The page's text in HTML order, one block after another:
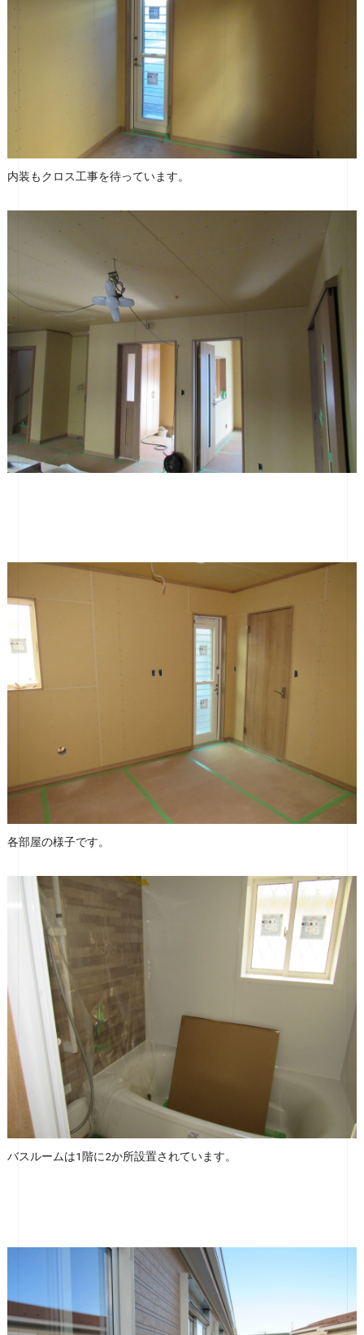
内装もクロス工事を待っています。
各部屋の様子です。
バスルームは1階に2か所設置されています。